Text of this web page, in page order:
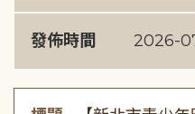
發佈時間 2026-